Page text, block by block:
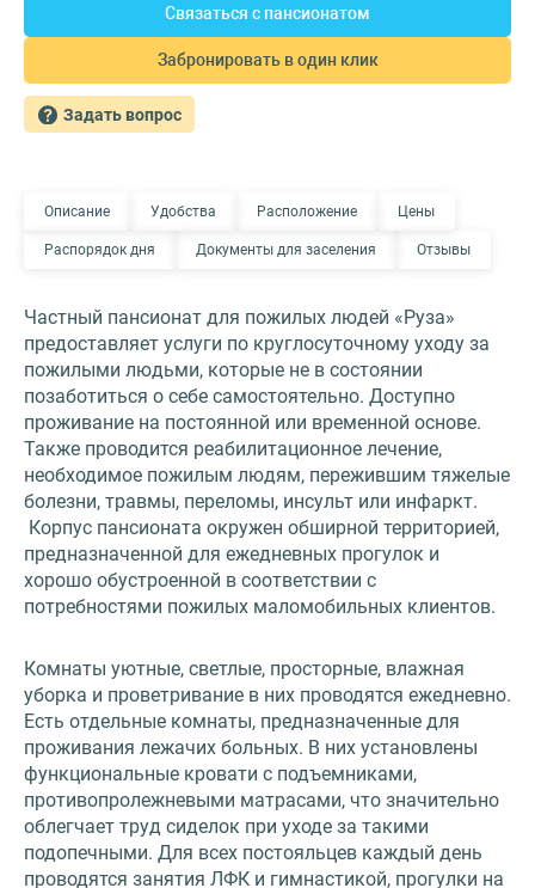
Связаться с пансионатом
Забронировать в один клик
Задать вопрос
Описание Удобства Расположение Цены
Распорядок дня Документы для заселения Отзывы
Частный пансионат для пожилых людей «Руза»
предоставляет услуги по круглосуточному уходу за
пожилыми людьми, которые не в состоянии
позаботиться о себе самостоятельно. Доступно
проживание на постоянной или временной основе.
Также проводится реабилитационное лечение,
необходимое пожилым людям, пережившим тяжелые
болезни, травмы, переломы, инсульт или инфаркт.
Корпус пансионата окружен обширной территорией,
предназначенной для ежедневных прогулок и
хорошо обустроенной в соответствии с
потребностями пожилых маломобильных клиентов.
Комнаты уютные, светлые, просторные, влажная
уборка и проветривание в них проводятся ежедневно.
Есть отдельные комнаты, предназначенные для
проживания лежачих больных. В них установлены
функциональные кровати с подъемниками,
противопролежневыми матрасами, что значительно
облегчает труд сиделок при уходе за такими
подопечными. Для всех постояльцев каждый день
проводятся занятия ЛФК и гимнастикой, прогулки на